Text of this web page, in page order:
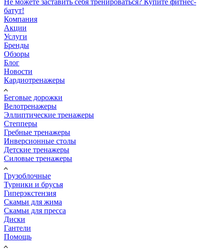
батут!
Компания
Акции
Услуги
Бренды
Обзоры
Блог
Новости
Кардиотренажеры
Беговые дорожки
Велотренажеры
Эллиптические тренажеры
Степперы
Гребные тренажеры
Инверсионные столы
Детские тренажеры
Силовые тренажеры
Грузоблочные
Турники и брусья
Гиперэкстензия
Скамьи для жима
Скамьи для пресса
Диски
Гантели
Помощь